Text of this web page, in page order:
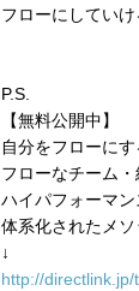
フローにしてい
P.S.
【無料公開中】
自分をフローにす
フローなチーム・
ハイパフォーマ
体系化されたメ
↓
http://